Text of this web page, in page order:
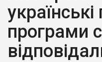
програми